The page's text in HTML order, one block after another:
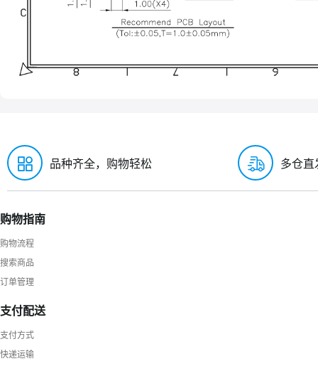
品种齐全，购物轻松 多仓直
购物指南
购物流程
搜索商品
订单管理
支付配送
支付方式
快递运输